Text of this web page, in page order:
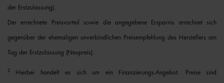
der Erstzulassung).
Der errechnete Preisvorteil sowie die angegebene Ersparnis errechnet sich
gegenüber der ehemaligen unverbindlichen Preisempfehlung des Herstellers am
Tag der Erstzulassung (Neupreis).
2 Hierbei handelt es sich um ein Finanzierungs-Angebot. Preise sind